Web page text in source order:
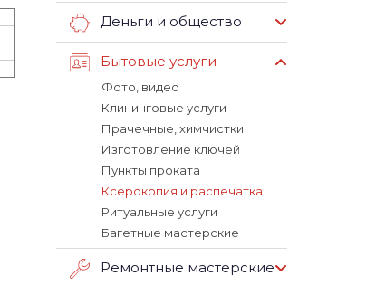
Деньги и общество
Бытовые услуги
Фото, видео
Клининговые услуги
Прачечные, химчистки
Изготовление ключей
Пункты проката
Ксерокопия и распечатка
Ритуальные услуги
Багетные мастерские
Ремонтные мастерские